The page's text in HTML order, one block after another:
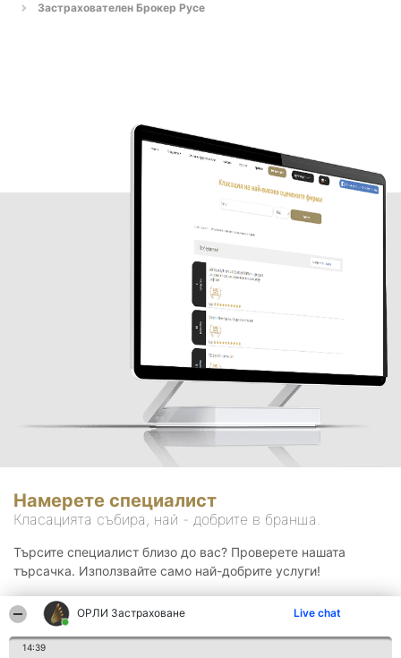
ОРЛИ Застраховане Live chat
14:39
Застрахователен Брокер Русе
Намерете специалист
Класацията събира, най - добрите в бранша.
Търсите специалист близо до вас? Проверете нашата
търсачка. Използвайте само най-добрите услуги!